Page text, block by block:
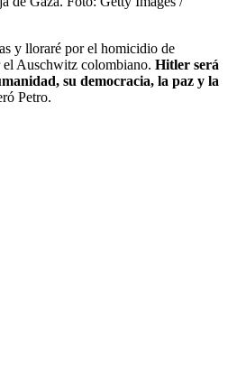
y lloraré por el homicidio de
Auschwitz colombiano. Hitler será
su democracia, la paz y la
Petro.